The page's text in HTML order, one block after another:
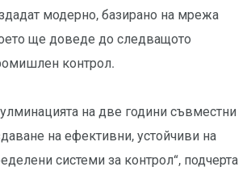
модерно, базирано на мрежа
ще доведе до следващото
контрол.
на две години съвместни
на ефективни, устойчиви на
системи за контрол“, подчерта